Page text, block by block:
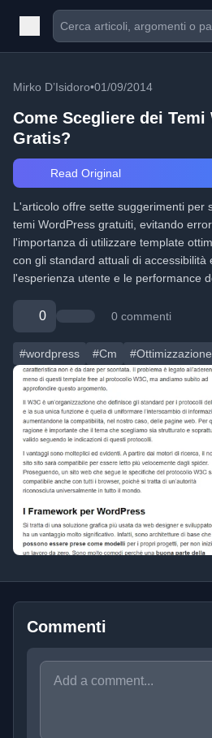
Mirko D’Isidoro•01/09/2014
Come Scegliere dei Temi
Gratis?
Read Original
L'articolo offre sette suggerimenti per
temi WordPress gratuiti, evitando
l'importanza di utilizzare template
con gli standard attuali di accessibilità
l'esperienza utente e le performance
0 0 commenti
#wordpress #Cm #Ottimizzazione
Commenti